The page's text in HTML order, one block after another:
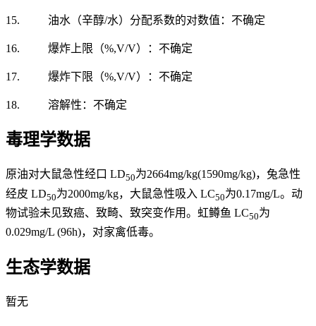
15. 油水（辛醇/水）分配系数的对数值：不确定
16. 爆炸上限（%,V/V）：不确定
17. 爆炸下限（%,V/V）：不确定
18. 溶解性：不确定
毒理学数据
原油对大鼠急性经口 LD50为2664mg/kg(1590mg/kg)，兔急性
经皮 LD50为2000mg/kg，大鼠急性吸入 LC50为0.17mg/L。动
物试验未见致癌、致畸、致突变作用。虹鳟鱼 LC50为
0.029mg/L (96h)，对家禽低毒。
生态学数据
暂无